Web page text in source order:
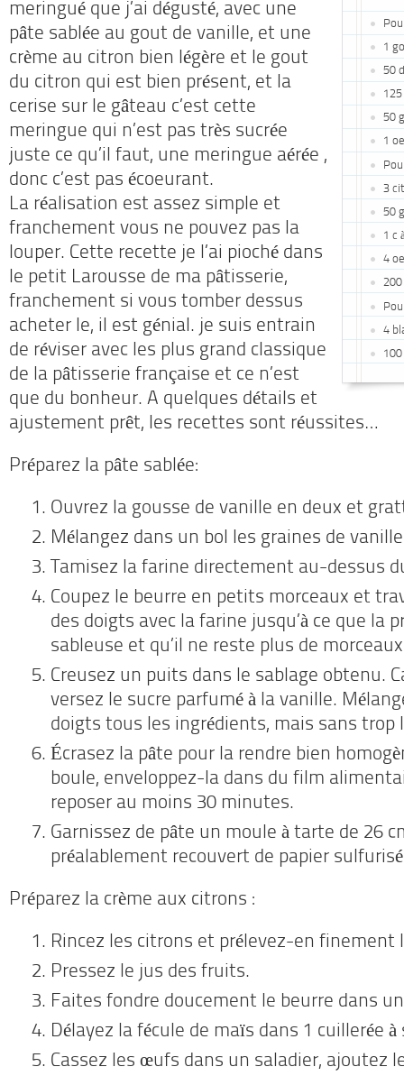
1
50
50
1
3
50
1 c
4
200
4
meringué que j’ai dégusté, avec une
pâte sablée au gout de vanille, et une
crème au citron bien légère et le gout
du citron qui est bien présent, et la
cerise sur le gâteau c’est cette
meringue qui n’est pas très sucrée
juste ce qu’il faut, une meringue aérée ,
donc c’est pas écoeurant.
La réalisation est assez simple et
franchement vous ne pouvez pas la
louper. Cette recette je l’ai pioché dans
le petit Larousse de ma pâtisserie,
franchement si vous tomber dessus
acheter le, il est génial. je suis entrain
de réviser avec les plus grand classique
de la pâtisserie française et ce n’est
que du bonheur. A quelques détails et
ajustement prêt, les recettes sont réussites…
Préparez la pâte sablée:
Ouvrez la gousse de vanille en deux et
Mélangez dans un bol les graines de
Tamisez la farine directement au-dessus
Coupez le beurre en petits morceaux et
des doigts avec la farine jusqu’à ce que la
sableuse et qu’il ne reste plus de
Creusez un puits dans le sablage obtenu.
versez le sucre parfumé à la vanille.
doigts tous les ingrédients, mais sans trop
Écrasez la pâte pour la rendre bien
boule, enveloppez-la dans du film
reposer au moins 30 minutes.
Garnissez de pâte un moule à tarte de 26
préalablement recouvert de papier
Préparez la crème aux citrons :
Rincez les citrons et prélevez-en finement
Pressez le jus des fruits.
Faites fondre doucement le beurre dans
Délayez la fécule de maïs dans 1 cuillerée à
Cassez les œufs dans un saladier, ajoutez